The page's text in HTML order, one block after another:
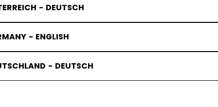
- DEUTSCH
- ENGLISH
- DEUTSCH